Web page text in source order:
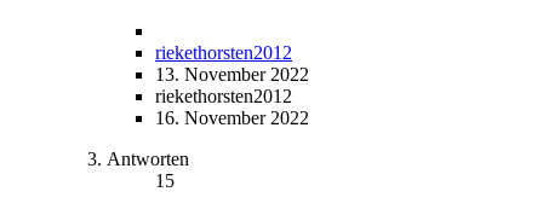
riekethorsten2012
13. November 2022
riekethorsten2012
16. November 2022
Antworten
15